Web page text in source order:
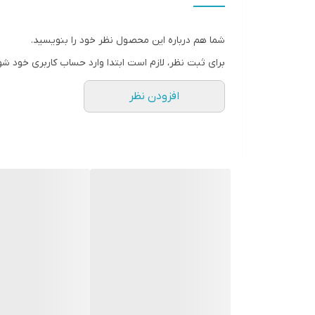
شما هم درباره این محصول نظر خود را بنویسید.
برای ثبت نظر، لازم است ابتدا وارد حساب کاربری خود
افزودن نظر